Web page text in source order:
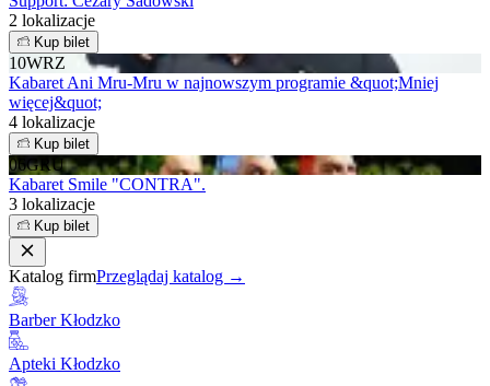
2 lokalizacje
Kup bilet
10WRZ
Kabaret Ani Mru-Mru w najnowszym programie &quot;Mniej
więcej&quot;
4 lokalizacje
Kup bilet
06GRU
Kabaret Smile "CONTRA".
3 lokalizacje
Kup bilet
Katalog firmPrzeglądaj katalog →
Barber Kłodzko
Apteki Kłodzko